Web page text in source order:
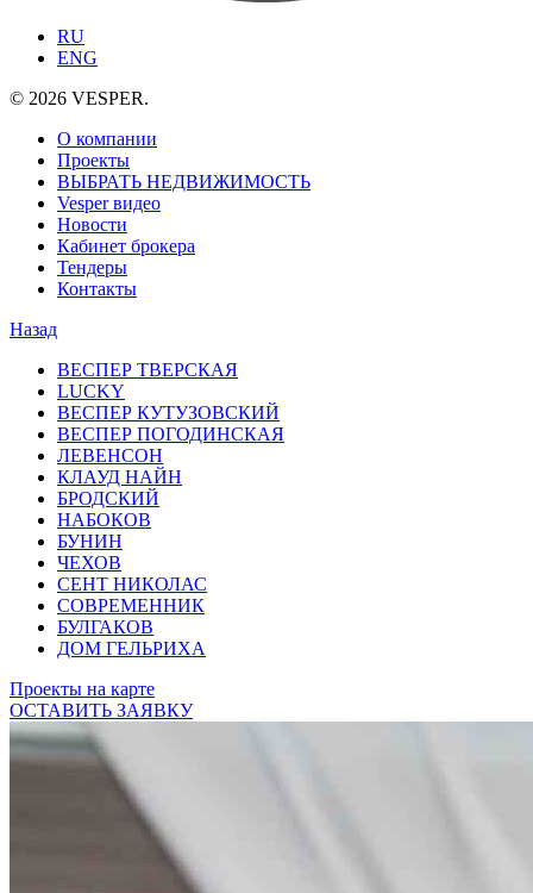
RU
ENG
© 2026 VESPER.
О компании
Проекты
ВЫБРАТЬ НЕДВИЖИМОСТЬ
Vesper видео
Новости
Кабинет брокера
Тендеры
Контакты
Назад
ВЕСПЕР ТВЕРСКАЯ
LUCKY
ВЕСПЕР КУТУЗОВСКИЙ
ВЕСПЕР ПОГОДИНСКАЯ
ЛЕВЕНСОН
КЛАУД НАЙН
БРОДСКИЙ
НАБОКОВ
БУНИН
ЧЕХОВ
СЕНТ НИКОЛАС
СОВРЕМЕННИК
БУЛГАКОВ
ДОМ ГЕЛЬРИХА
Проекты на карте
ОСТАВИТЬ ЗАЯВКУ